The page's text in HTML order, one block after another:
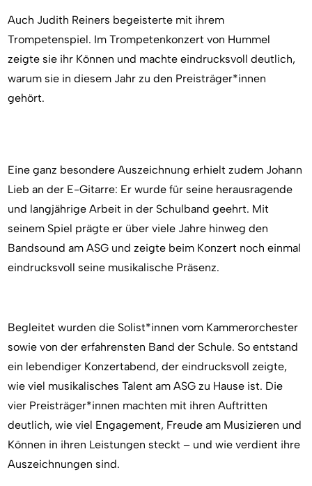
Auch Judith Reiners begeisterte mit ihrem
Trompetenspiel. Im Trompetenkonzert von Hummel
zeigte sie ihr Können und machte eindrucksvoll deutlich,
warum sie in diesem Jahr zu den Preisträger*innen
gehört.
Eine ganz besondere Auszeichnung erhielt zudem Johann
Lieb an der E-Gitarre: Er wurde für seine herausragende
und langjährige Arbeit in der Schulband geehrt. Mit
seinem Spiel prägte er über viele Jahre hinweg den
Bandsound am ASG und zeigte beim Konzert noch einmal
eindrucksvoll seine musikalische Präsenz.
Begleitet wurden die Solist*innen vom Kammerorchester
sowie von der erfahrensten Band der Schule. So entstand
ein lebendiger Konzertabend, der eindrucksvoll zeigte,
wie viel musikalisches Talent am ASG zu Hause ist. Die
vier Preisträger*innen machten mit ihren Auftritten
deutlich, wie viel Engagement, Freude am Musizieren und
Können in ihren Leistungen steckt – und wie verdient ihre
Auszeichnungen sind.